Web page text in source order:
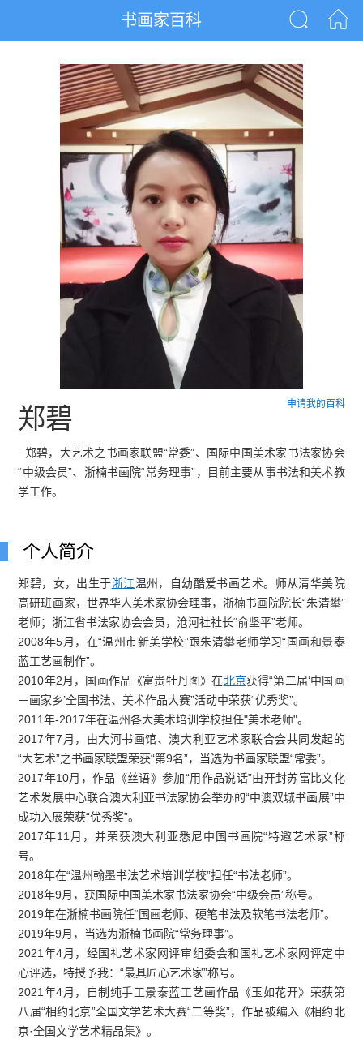
书画家百科
申请我的百科
郑碧
郑碧，大艺术之书画家联盟“常委”、国际中国美术家书法家协会
“中级会员”、浙楠书画院“常务理事”，目前主要从事书法和美术教
学工作。
个人简介
郑碧，女，出生于浙江温州，自幼酷爱书画艺术。师从清华美院
高研班画家，世界华人美术家协会理事，浙楠书画院院长“朱清攀”
老师；浙江省书法家协会会员，沧河社社长“俞坚平”老师。
2008年5月，在“温州市新美学校”跟朱清攀老师学习“国画和景泰
蓝工艺画制作”。
2010年2月，国画作品《富贵牡丹图》在北京获得“第二届‘中国画
－画家乡’全国书法、美术作品大赛”活动中荣获“优秀奖”。
2011年-2017年在温州各大美术培训学校担任"美术老师"。
2017年7月，由大河书画馆、澳大利亚艺术家联合会共同发起的
“大艺术”之书画家联盟荣获“第9名”，当选为书画家联盟“常委”。
2017年10月，作品《丝语》参加“用作品说话”由开封苏富比文化
艺术发展中心联合澳大利亚书法家协会举办的“中澳双城书画展”中
成功入展荣获“优秀奖”。
2017年11月，并荣获澳大利亚悉尼中国书画院“特邀艺术家”称
号。
2018年在“温州翰墨书法艺术培训学校”担任“书法老师”。
2018年9月，获国际中国美术家书法家协会“中级会员”称号。
2019年在浙楠书画院任“国画老师、硬笔书法及软笔书法老师”。
2019年9月，当选为浙楠书画院“常务理事”。
2021年4月，经国礼艺术家网评审组委会和国礼艺术家网评定中
心评选，特授予我：“最具匠心艺术家”称号。
2021年4月，自制纯手工景泰蓝工艺画作品《玉如花开》荣获第
八届“相约北京”全国文学艺术大赛“二等奖”，作品被编入《相约北
京·全国文学艺术精品集》。